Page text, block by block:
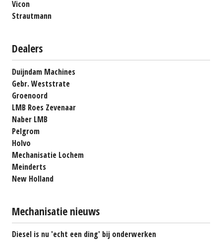
Vicon
Strautmann
Dealers
Duijndam Machines
Gebr. Weststrate
Groenoord
LMB Roes Zevenaar
Naber LMB
Pelgrom
Holvo
Mechanisatie Lochem
Meinderts
New Holland
Mechanisatie nieuws
Diesel is nu 'echt een ding' bij onderwerken